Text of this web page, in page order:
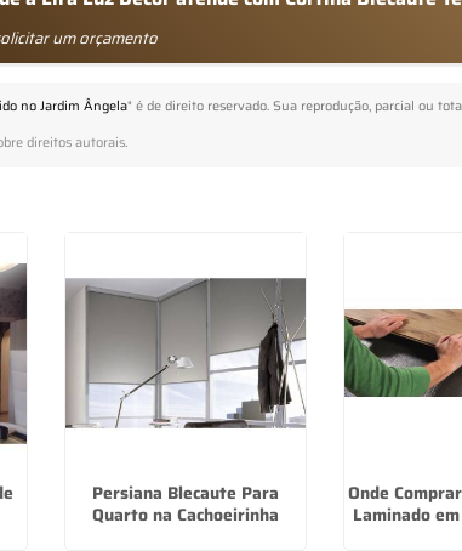
um orçamento
no Jardim Ângela" é de direito reservado. Sua reprodução, parcial ou
direitos autorais.
Persiana Blecaute Para
Quarto na Cachoeirinha
Onde
Laminado